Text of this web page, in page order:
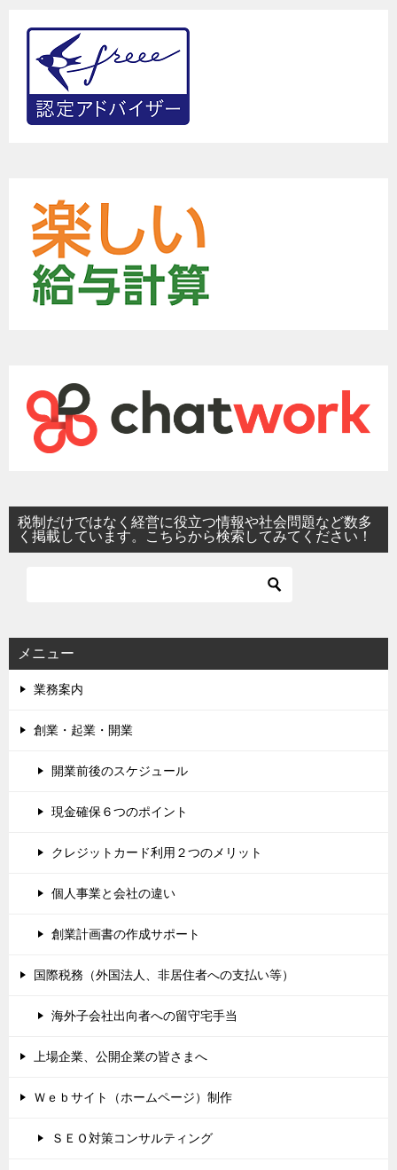
税制だけではなく経営に役立つ情報や社会問題など数多
く掲載しています。こちらから検索してみてください！
メニュー
業務案内
創業・起業・開業
開業前後のスケジュール
現金確保６つのポイント
クレジットカード利用２つのメリット
個人事業と会社の違い
創業計画書の作成サポート
国際税務（外国法人、非居住者への支払い等）
海外子会社出向者への留守宅手当
上場企業、公開企業の皆さまへ
Ｗｅｂサイト（ホームページ）制作
ＳＥＯ対策コンサルティング